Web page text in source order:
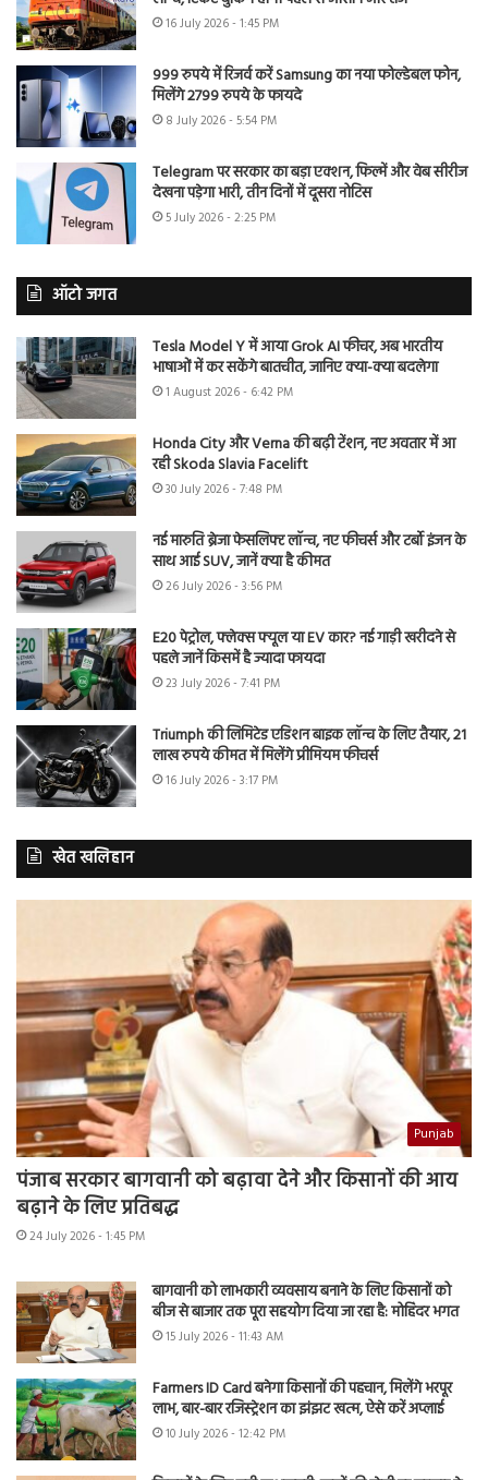
16 July 2026 - 1:45 PM
999 रुपये में रिजर्व करें Samsung का नया फोल्डेबल फोन,
मिलेंगे 2799 रुपये के फायदे
8 July 2026 - 5:54 PM
Telegram पर सरकार का बड़ा एक्शन, फिल्में और वेब सीरीज
देखना पड़ेगा भारी, तीन दिनों में दूसरा नोटिस
5 July 2026 - 2:25 PM
ऑटो जगत
Tesla Model Y में आया Grok AI फीचर, अब भारतीय
भाषाओं में कर सकेंगे बातचीत, जानिए क्या-क्या बदलेगा
1 August 2026 - 6:42 PM
Honda City और Verna की बढ़ी टेंशन, नए अवतार में आ
रही Skoda Slavia Facelift
30 July 2026 - 7:48 PM
नई मारुति ब्रेजा फेसलिफ्ट लॉन्च, नए फीचर्स और टर्बो इंजन के
साथ आई SUV, जानें क्या है कीमत
26 July 2026 - 3:56 PM
E20 पेट्रोल, फ्लेक्स फ्यूल या EV कार? नई गाड़ी खरीदने से
पहले जानें किसमें है ज्यादा फायदा
23 July 2026 - 7:41 PM
Triumph की लिमिटेड एडिशन बाइक लॉन्च के लिए तैयार, 21
लाख रुपये कीमत में मिलेंगे प्रीमियम फीचर्स
16 July 2026 - 3:17 PM
खेत खलिहान
Punjab
पंजाब सरकार बागवानी को बढ़ावा देने और किसानों की आय
बढ़ाने के लिए प्रतिबद्ध
24 July 2026 - 1:45 PM
बागवानी को लाभकारी व्यवसाय बनाने के लिए किसानों को
बीज से बाजार तक पूरा सहयोग दिया जा रहा है: मोहिंदर भगत
15 July 2026 - 11:43 AM
Farmers ID Card बनेगा किसानों की पहचान, मिलेंगे भरपूर
लाभ, बार-बार रजिस्ट्रेशन का झंझट खत्म, ऐसे करें अप्लाई
10 July 2026 - 12:42 PM